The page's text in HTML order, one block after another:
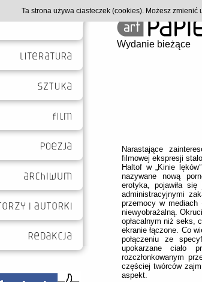
Wydanie bieżące
Narastające
filmowej ekspresji
Haltof w „Kinie
nazywane nową
erotyka, pojawiła
administracyjnymi
przemocy w mediach
niewyobrażalną.
opłacalnym niż seks,
ekranie łączone. Co
połączeniu ze
upokarzane ciało
rozczłonkowanym
częściej twórców
aspekt.
Ta strona używa ciasteczek (cookies). Możesz